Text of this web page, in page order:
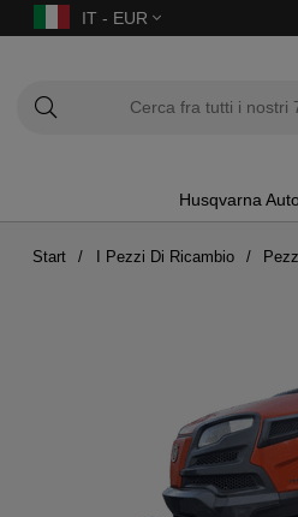
IT - EUR
Husqvarna
Start I Pezzi Di Ricambio